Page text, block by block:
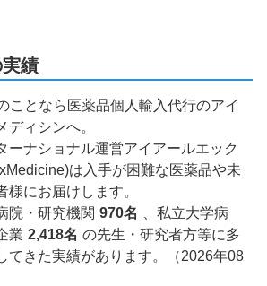
績
ことなら医薬品個人輸入代行のアイ
ディシンへ。
ーナショナル運営アイアールエック
は入手が困難な医薬品や未
様にお届けします。
院・研究機関 970名
、私立大学病
業 2,418名 の先生・研究者方等に多
てきた実績があります。（2026年08